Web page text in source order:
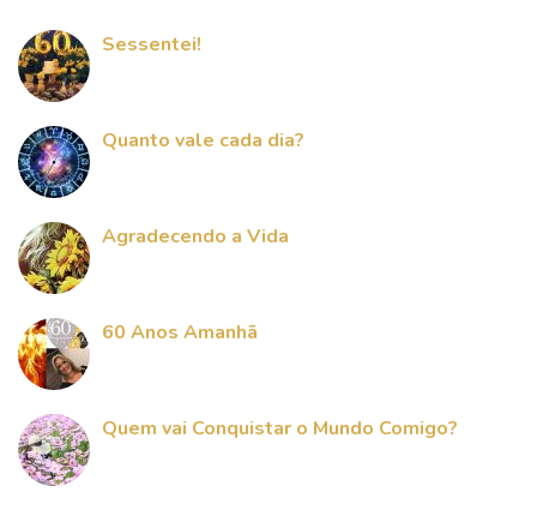
Sessentei!
Quanto vale cada dia?
Agradecendo a Vida
60 Anos Amanhã
Quem vai Conquistar o Mundo Comigo?